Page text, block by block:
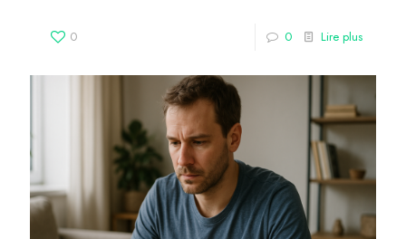
0 0 Lire plus